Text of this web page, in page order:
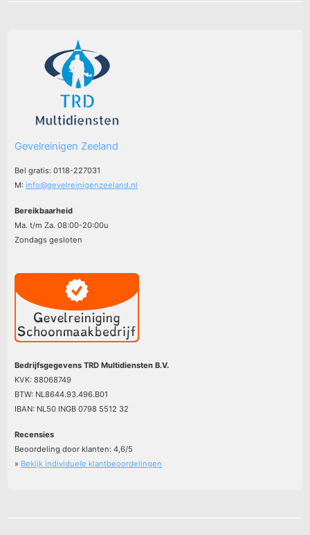
Gevelreinigen Zeeland
Bel gratis: 0118-227031
M:info@gevelreinigenzeeland.nl
Bereikbaarheid
Ma. t/m Za. 08:00-20:00u
Zondags gesloten
Bedrijfsgegevens TRD Multidiensten B.V.
KVK: 88068749
BTW: NL8644.93.496.B01
IBAN: NL50 INGB 0798 5512 32
Recensies
Beoordeling door klanten:4,6/5
» Bekijk individuele klantbeoordelingen